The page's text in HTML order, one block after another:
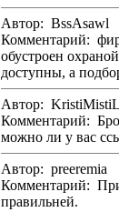
Автор: BssAsawl
Комментарий: фирма BSS Arenda предоставляет стервис по аренде площадок
обустроен
Автор:
Комментарий: Бродила в
можно ли у вас
Автор: preeremia
Комментарий: Привет Вот оцените Знакомства Красноярска для интима надо еще чего то может картинок побольше?
правильней.